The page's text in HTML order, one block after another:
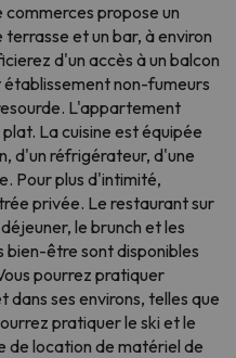
propose un
et un bar, à environ
d'un accès à un balcon
non-fumeurs
L'appartement
La cuisine est équipée
d'un réfrigérateur, d'une
Pour plus d'intimité,
privée. Le restaurant sur
le brunch et les
être sont disponibles
pourrez pratiquer
ses environs, telles que
pratiquer le ski et le
de location de matériel de